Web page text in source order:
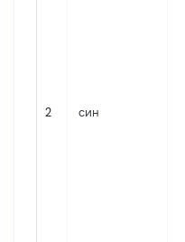
2 син